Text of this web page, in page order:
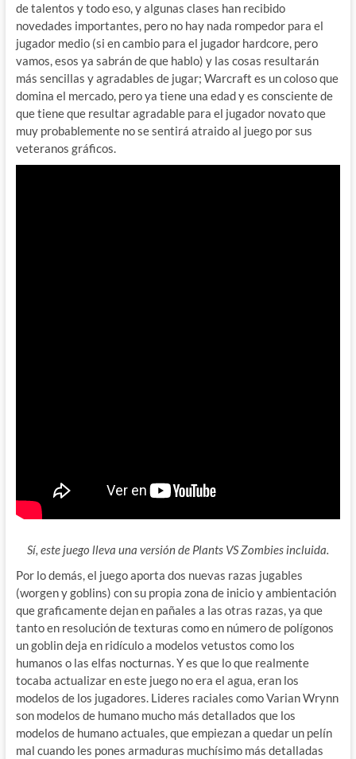
de talentos y todo eso, y algunas clases han recibido
novedades importantes, pero no hay nada rompedor para el
jugador medio (si en cambio para el jugador hardcore, pero
vamos, esos ya sabrán de que hablo) y las cosas resultarán
más sencillas y agradables de jugar; Warcraft es un coloso que
domina el mercado, pero ya tiene una edad y es consciente de
que tiene que resultar agradable para el jugador novato que
muy probablemente no se sentirá atraido al juego por sus
veteranos gráficos.
Sí, este juego lleva una versión de Plants VS Zombies incluida.
Por lo demás, el juego aporta dos nuevas razas jugables
(worgen y goblins) con su propia zona de inicio y ambientación
que graficamente dejan en pañales a las otras razas, ya que
tanto en resolución de texturas como en número de polígonos
un goblin deja en ridículo a modelos vetustos como los
humanos o las elfas nocturnas. Y es que lo que realmente
tocaba actualizar en este juego no era el agua, eran los
modelos de los jugadores. Lideres raciales como Varian Wrynn
son modelos de humano mucho más detallados que los
modelos de humano actuales, que empiezan a quedar un pelín
mal cuando les pones armaduras muchísimo más detalladas